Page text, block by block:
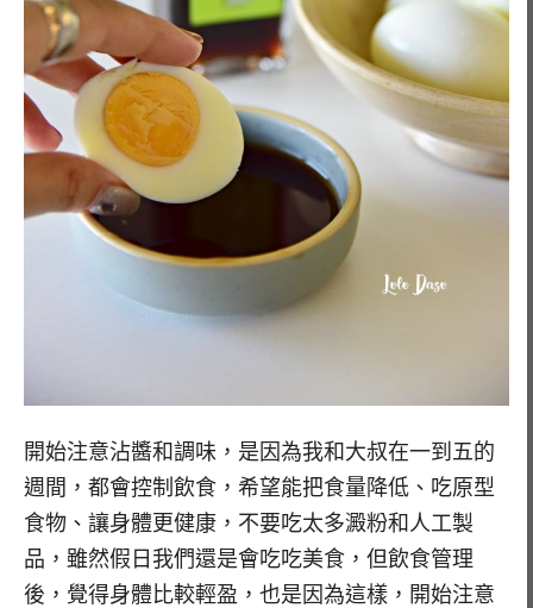
開始注意沾醬和調味，是因為我和大叔在一到五的
週間，都會控制飲食，希望能把食量降低、吃原型
食物、讓身體更健康，不要吃太多澱粉和人工製
品，雖然假日我們還是會吃吃美食，但飲食管理
後，覺得身體比較輕盈，也是因為這樣，開始注意